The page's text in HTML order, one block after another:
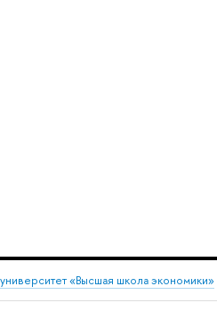
«Высшая школа экономики»